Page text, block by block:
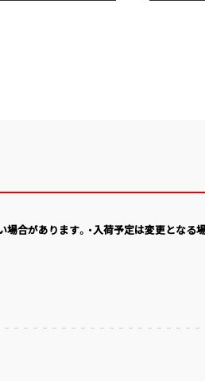
合があります。・入荷予定は変更となる